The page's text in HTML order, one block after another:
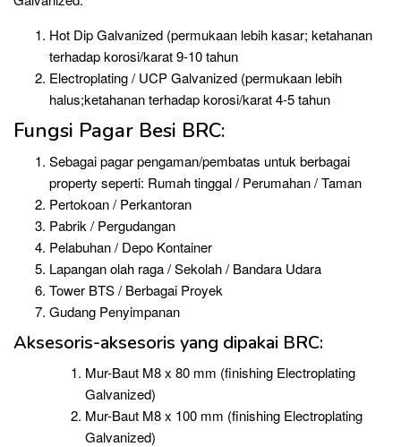
Hot Dip Galvanized (permukaan lebih kasar; ketahanan
terhadap korosi/karat 9-10 tahun
Electroplating / UCP Galvanized (permukaan lebih
halus;ketahanan terhadap korosi/karat 4-5 tahun
Fungsi Pagar Besi BRC:
Sebagai pagar pengaman/pembatas untuk berbagai
property seperti: Rumah tinggal / Perumahan / Taman
Pertokoan / Perkantoran
Pabrik / Pergudangan
Pelabuhan / Depo Kontainer
Lapangan olah raga / Sekolah / Bandara Udara
Tower BTS / Berbagai Proyek
Gudang Penyimpanan
Aksesoris-aksesoris yang dipakai BRC:
Mur-Baut M8 x 80 mm (finishing Electroplating
Galvanized)
Mur-Baut M8 x 100 mm (finishing Electroplating
Galvanized)